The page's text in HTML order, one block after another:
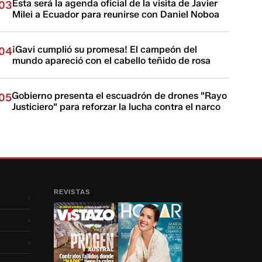
Esta será la agenda oficial de la visita de Javier
Milei a Ecuador para reunirse con Daniel Noboa
¡Gavi cumplió su promesa! El campeón del
mundo apareció con el cabello teñido de rosa
Gobierno presenta el escuadrón de drones "Rayo
Justiciero" para reforzar la lucha contra el narco
›
›
›
REVISTAS